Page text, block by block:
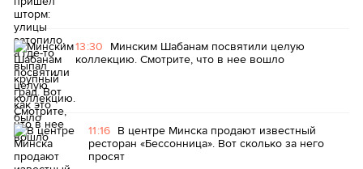
13:30 Минским Шабанам посвятили целую
коллекцию. Смотрите, что в нее вошло
11:16 В центре Минска продают известный
ресторан «Бессонница». Вот сколько за него
просят